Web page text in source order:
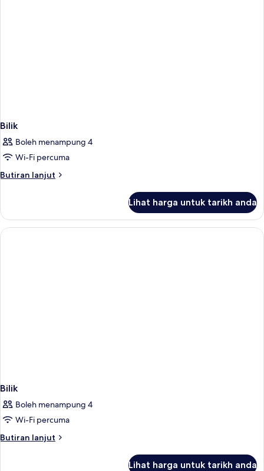
Bilik
Boleh menampung 4
Wi-Fi percuma
Butiran lanjut
Butiran
Lihat harga untuk tarikh anda
Bilik
Boleh menampung 4
Wi-Fi percuma
Butiran lanjut
Butiran
Lihat harga untuk tarikh anda